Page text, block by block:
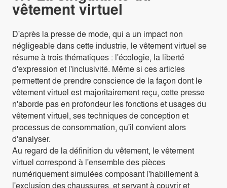
vêtement virtuel
D'après la presse de mode, qui a un impact non
négligeable dans cette industrie, le vêtement virtuel se
résume à trois thématiques : l'écologie, la liberté
d'expression et l'inclusivité. Même si ces articles
permettent de prendre conscience de la façon dont le
vêtement virtuel est majoritairement reçu, cette presse
n'aborde pas en profondeur les fonctions et usages du
vêtement virtuel, ses techniques de conception et
processus de consommation, qu'il convient alors
d'analyser.
Au regard de la définition du vêtement, le vêtement
virtuel correspond à l'ensemble des pièces
numériquement simulées composant l'habillement à
l'exclusion des chaussures, et servant à couvrir et